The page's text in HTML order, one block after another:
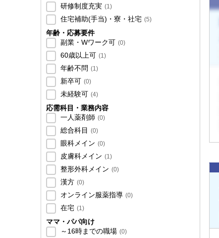
研修制度充実 (1)
住宅補助(手当)・寮・社宅 (5)
年齢・応募要件
副業・Wワーク可 (0)
60歳以上可 (1)
年齢不問 (1)
新卒可 (0)
未経験可 (4)
応需科目・業務内容
一人薬剤師 (0)
総合科目 (0)
眼科メイン (0)
皮膚科メイン (1)
整形外科メイン (0)
漢方 (0)
オンライン服薬指導 (0)
在宅 (1)
ママ・パパ向け
～16時までの職場 (0)